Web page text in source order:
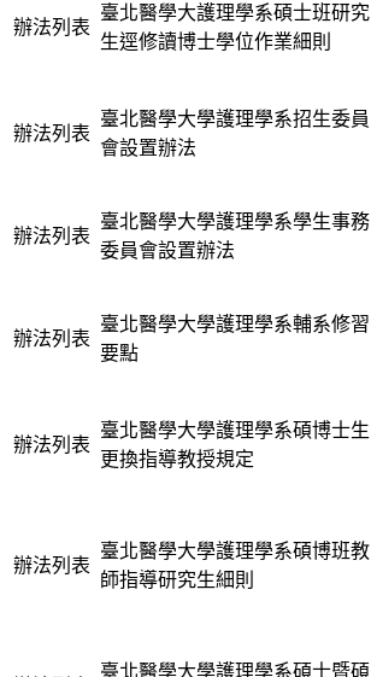
辦法列表
臺北醫學大護理學系碩士班研究
生逕修讀博士學位作業細則
辦法列表
臺北醫學大學護理學系招生委員
會設置辦法
辦法列表
臺北醫學大學護理學系學生事務
委員會設置辦法
辦法列表
臺北醫學大學護理學系輔系修習
要點
辦法列表
臺北醫學大學護理學系碩博士生
更換指導教授規定
辦法列表
臺北醫學大學護理學系碩博班教
師指導研究生細則
臺北醫學大學護理學系碩士暨碩